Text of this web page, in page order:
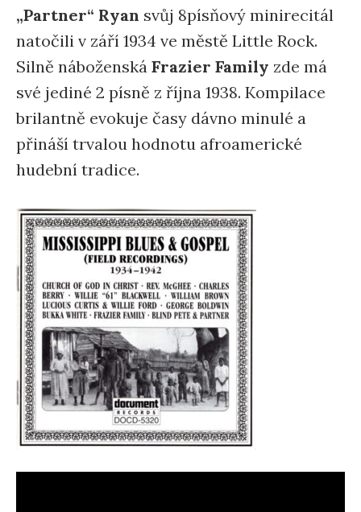
„Partner“ Ryan svůj 8písňový minirecitál
natočili v září 1934 ve městě Little Rock.
Silně náboženská Frazier Family zde má
své jediné 2 písně z října 1938. Kompilace
brilantně evokuje časy dávno minulé a
přináší trvalou hodnotu afroamerické
hudební tradice.